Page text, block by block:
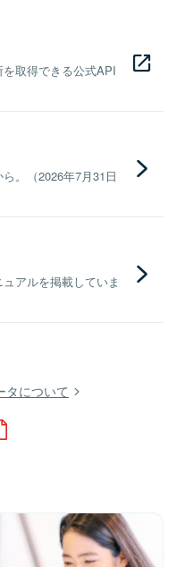
取得できる公式API
。（2026年7月31日
アルを掲載していま
タについて